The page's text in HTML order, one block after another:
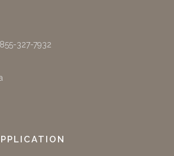
327-7932